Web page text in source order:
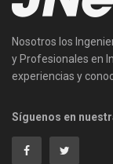
Nosotros los
y Profesionales en
experiencias y
Síguenos en